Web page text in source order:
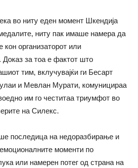
во ниту еден момент Шкендија
ниту пак имаше намера да
организаторот или
Доказ за тоа е фактот што
тим, вклучувајќи ги Бесарт
и Мевлан Мурати, комуницираа
им го честитаа триумфот во
на Силекс.
последица на недоразбирање и
моменти по
или намерен потег од страна на